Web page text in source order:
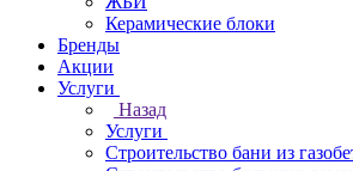
Керамические блоки
Бренды
Акции
Услуги
Назад
Услуги
Строительство бани из